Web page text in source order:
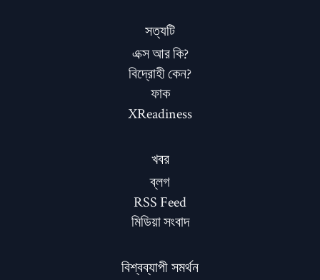
সত্যটি
এক্স আর কি?
বিদ্রোহী কেন?
ফাক
XReadiness
খবর
ব্লগ
RSS Feed
মিডিয়া সংবাদ
বিশ্বব্যাপী সমর্থন